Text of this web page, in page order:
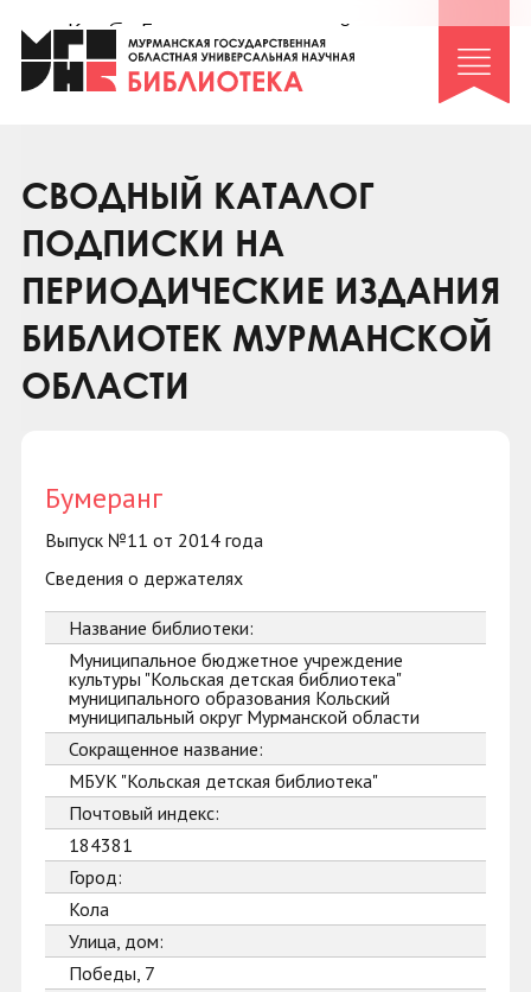
Клуб «Гиря и сельдерей»
Клуб «Семейный архив»
Коллегам
Контакты
СВОДНЫЙ КАТАЛОГ
ПОДПИСКИ НА
ПЕРИОДИЧЕСКИЕ ИЗДАНИЯ
БИБЛИОТЕК МУРМАНСКОЙ
ОБЛАСТИ
Бумеранг
Выпуск №11 от 2014 года
Сведения о держателях
Название библиотеки:
Муниципальное бюджетное учреждение
культуры "Кольская детская библиотека"
муниципального образования Кольский
муниципальный округ Мурманской области
Сокращенное название:
МБУК "Кольская детская библиотека"
Почтовый индекс:
184381
Город:
Кола
Улица, дом:
Победы, 7